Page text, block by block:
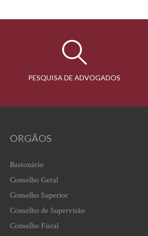
PESQUISA DE ADVOGADOS
ORGÃOS
Bastonário
Conselho Geral
Conselho Superior
Conselho de Supervisão
Conselho Fiscal